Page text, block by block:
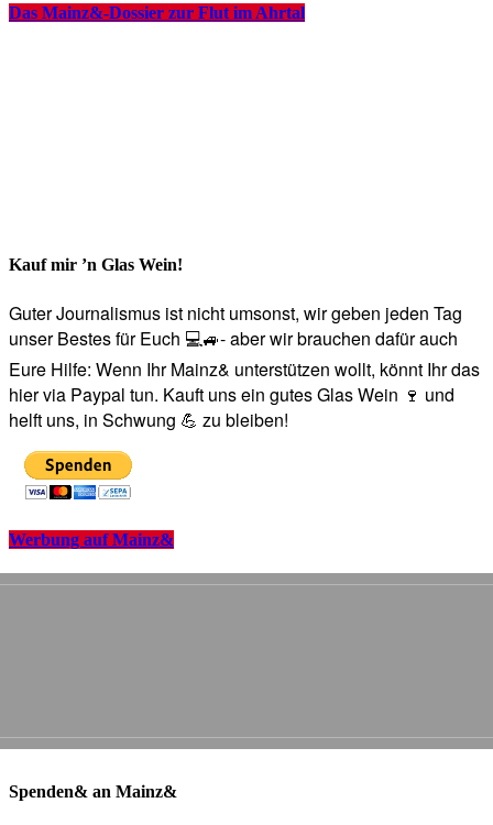
Das Mainz&-Dossier zur Flut im Ahrtal
Kauf mir ’n Glas Wein!
Guter Journalismus ist nicht umsonst, wir geben jeden Tag
unser Bestes für Euch 💻🚙- aber wir brauchen dafür auch
Eure Hilfe: Wenn Ihr Mainz& unterstützen wollt, könnt Ihr das
hier via Paypal tun. Kauft uns ein gutes Glas Wein 🍷 und
helft uns, in Schwung 💪 zu bleiben!
Werbung auf Mainz&
Spenden& an Mainz&